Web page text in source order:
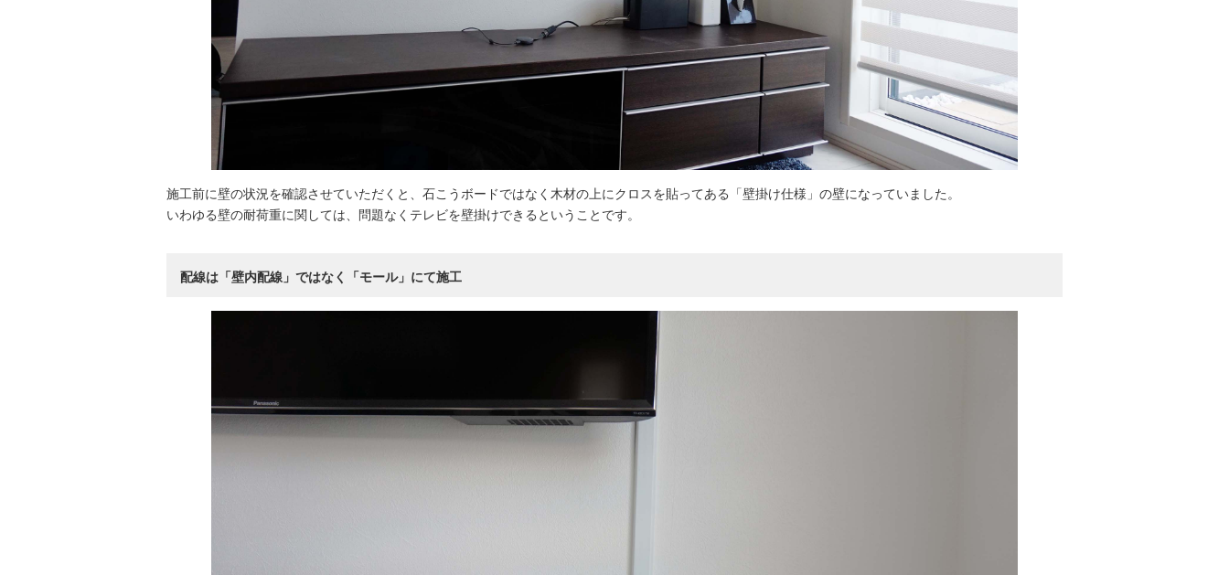
施工前に壁の状況を確認させていただくと、石こうボードではなく木材の上にクロスを貼ってある「壁掛け仕様」の壁になっていました。
いわゆる壁の耐荷重に関しては、問題なくテレビを壁掛けできるということです。
配線は「壁内配線」ではなく「モール」にて施工